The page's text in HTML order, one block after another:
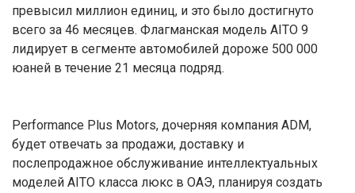
превысил миллион единиц, и это было достигнуто
всего за 46 месяцев. Флагманская модель AITO 9
лидирует в сегменте автомобилей дороже 500 000
юаней в течение 21 месяца подряд.
Performance Plus Motors, дочерняя компания ADM,
будет отвечать за продажи, доставку и
послепродажное обслуживание интеллектуальных
моделей AITO класса люкс в ОАЭ, планируя создать